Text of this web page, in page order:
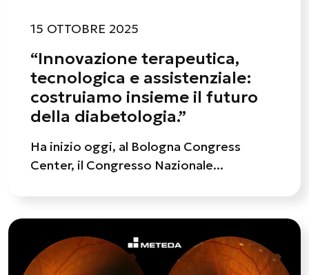
15 OTTOBRE 2025
“Innovazione terapeutica,
tecnologica e assistenziale:
costruiamo insieme il futuro
della diabetologia.”
Ha inizio oggi, al Bologna Congress
Center, il Congresso Nazionale...